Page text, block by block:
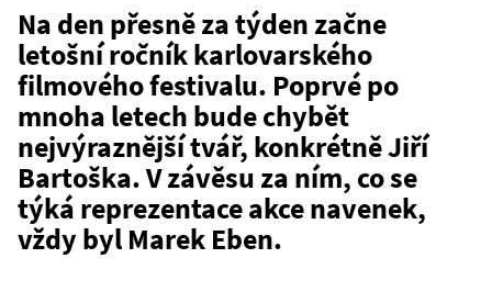
WhatsAppu
Na den přesně za týden začne
letošní ročník karlovarského
filmového festivalu. Poprvé po
mnoha letech bude chybět
nejvýraznější tvář, konkrétně Jiří
Bartoška. V závěsu za ním, co se
týká reprezentace akce navenek,
vždy byl Marek Eben.